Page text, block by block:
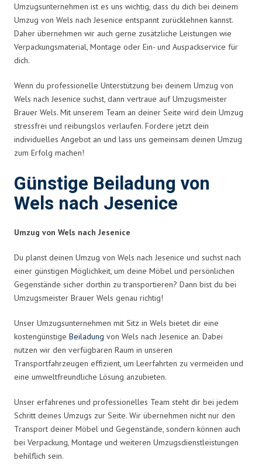
Umzugsunternehmen ist es uns wichtig, dass du dich bei deinem
Umzug von Wels nach Jesenice entspannt zurücklehnen kannst.
Daher übernehmen wir auch gerne zusätzliche Leistungen wie
Verpackungsmaterial, Montage oder Ein- und Auspackservice für
dich.
Wenn du professionelle Unterstützung bei deinem Umzug von
Wels nach Jesenice suchst, dann vertraue auf Umzugsmeister
Brauer Wels. Mit unserem Team an deiner Seite wird dein Umzug
stressfrei und reibungslos verlaufen. Fordere jetzt dein
individuelles Angebot an und lass uns gemeinsam deinen Umzug
zum Erfolg machen!
Günstige Beiladung von
Wels nach Jesenice
Umzug von Wels nach Jesenice
Du planst deinen Umzug von Wels nach Jesenice und suchst nach
einer günstigen Möglichkeit, um deine Möbel und persönlichen
Gegenstände sicher dorthin zu transportieren? Dann bist du bei
Umzugsmeister Brauer Wels genau richtig!
Unser Umzugsunternehmen mit Sitz in Wels bietet dir eine
kostengünstige Beiladung von Wels nach Jesenice an. Dabei
nutzen wir den verfügbaren Raum in unseren
Transportfahrzeugen effizient, um Leerfahrten zu vermeiden und
eine umweltfreundliche Lösung anzubieten.
Unser erfahrenes und professionelles Team steht dir bei jedem
Schritt deines Umzugs zur Seite. Wir übernehmen nicht nur den
Transport deiner Möbel und Gegenstände, sondern können auch
bei Verpackung, Montage und weiteren Umzugsdienstleistungen
behilflich sein.